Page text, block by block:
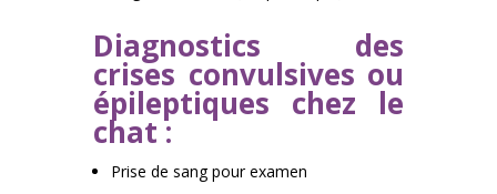
Diagnostics des
crises convulsives ou
épileptiques chez le
chat :
Prise de sang pour examen